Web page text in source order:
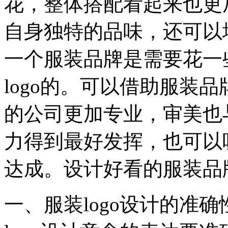
自身独特的品味，还可
一个服装品牌是需要花
logo的。可以借助服装品
的公司更加专业，审美
力得到最好发挥，也可
达成。设计好看的服装
一、服装logo设计的准